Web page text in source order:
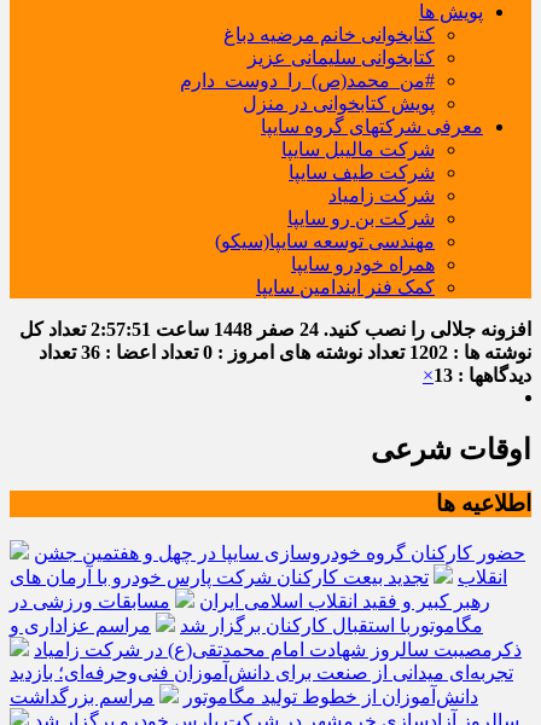
پویش ها
کتابخوانی خانم مرضیه دباغ
کتابخوانی سلیمانی عزیز
#من_محمد(ص)_را_دوست_دارم
پویش کتابخوانی در منزل
معرفی شرکتهای گروه سایپا
شرکت مالیبل سایپا
شرکت طیف سایپا
شرکت زامیاد
شرکت بن رو سایپا
مهندسی توسعه سایپا(سیکو)
همراه خودرو سایپا
کمک فنر ایندامین سایپا
افزونه جلالی را نصب کنید. 24 صفر 1448 ساعت 2:57:52تعداد کل
نوشته ها : 1202
تعداد نوشته های امروز : 0 تعداد اعضا : 36
تعداد
دیدگاهها : 13
×
اوقات شرعی
اطلاعیه ها
حضور کارکنان گروه خودروسازی سایپا در چهل و هفتمین جشن
انقلاب
تجدید بیعت کارکنان شرکت پارس خودرو با آرمان های
رهبر کبیر و فقید انقلاب اسلامی ایران
مسابقات ورزشی در
مگاموتوربا استقبال کارکنان برگزار شد
مراسم عزاداری و
ذکرمصیبت سالروز شهادت امام محمدتقی(ع) در شرکت زامیاد
تجربه‌ای میدانی از صنعت برای دانش‌آموزان فنی‌وحرفه‌ای؛ بازدید
دانش‌آموزان از خطوط تولید مگاموتور
مراسم بزرگداشت
سالروز آزادسازی خرمشهر در شرکت پارس خودرو برگزار شد